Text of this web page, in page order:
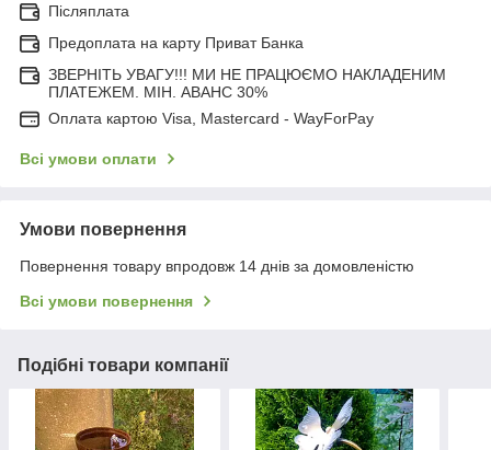
Післяплата
Предоплата на карту Приват Банка
ЗВЕРНІТЬ УВАГУ!!! МИ НЕ ПРАЦЮЄМО НАКЛАДЕНИМ
ПЛАТЕЖЕМ. МІН. АВАНС 30%
Оплата картою Visa, Mastercard - WayForPay
Всі умови оплати
Умови повернення
Повернення товару впродовж 14 днів за домовленістю
Всі умови повернення
Подібні товари компанії